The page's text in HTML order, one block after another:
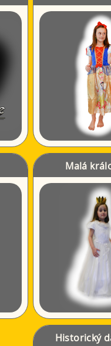
Malá
Historický